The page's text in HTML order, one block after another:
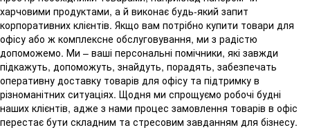
харчовими продуктами, а й виконає будь-який запит
корпоративних клієнтів. Якщо вам потрібно купити товари для
офісу або ж комплексне обслуговування, ми з радістю
допоможемо. Ми – ваші персональні помічники, які завжди
підкажуть, допоможуть, знайдуть, порадять, забезпечать
оперативну доставку товарів для офісу та підтримку в
різноманітних ситуаціях. Щодня ми спрощуємо робочі будні
наших клієнтів, адже з нами процес замовлення товарів в офіс
перестає бути складним та стресовим завданням для бізнесу.